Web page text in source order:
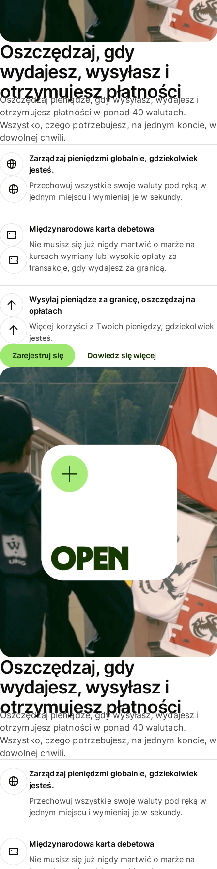
Oszczędzaj, gdy
wydajesz, wysyłasz i
otrzymujesz płatności
Oszczędzaj pieniądze, gdy wysyłasz, wydajesz i
otrzymujesz płatności w ponad 40 walutach.
Wszystko, czego potrzebujesz, na jednym koncie, w
dowolnej chwili.
Zarządzaj pieniędzmi globalnie, gdziekolwiek
jesteś.
Przechowuj wszystkie swoje waluty pod ręką w
jednym miejscu i wymieniaj je w sekundy.
Międzynarodowa karta debetowa
Nie musisz się już nigdy martwić o marże na
kursach wymiany lub wysokie opłaty za
transakcje, gdy wydajesz za granicą.
Wysyłaj pieniądze za granicę, oszczędzaj na
opłatach
Więcej korzyści z Twoich pieniędzy, gdziekolwiek
jesteś.
Zarejestruj się
Dowiedz się więcej
Oszczędzaj, gdy
wydajesz, wysyłasz i
otrzymujesz płatności
Oszczędzaj pieniądze, gdy wysyłasz, wydajesz i
otrzymujesz płatności w ponad 40 walutach.
Wszystko, czego potrzebujesz, na jednym koncie, w
dowolnej chwili.
Zarządzaj pieniędzmi globalnie, gdziekolwiek
jesteś.
Przechowuj wszystkie swoje waluty pod ręką w
jednym miejscu i wymieniaj je w sekundy.
Międzynarodowa karta debetowa
Nie musisz się już nigdy martwić o marże na